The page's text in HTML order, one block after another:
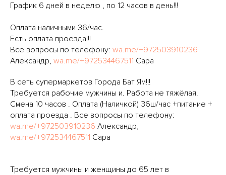
График 6 дней в неделю , по 12 часов в день!!!
Оплата наличными 36/час.
Есть оплата проезда!!!
Все вопросы по телефону: wa.me/+972503910236
Александр, wa.me/+972534467511 Сара
В сеть супермаркетов Города Бат Ям!!!
Требуется рабочие мужчины и. Работа не тяжёлая.
Смена 10 часов . Оплата (Наличкой) 36ш/час +питание +
оплата проезда . Все вопросы по телефону:
wa.me/+972503910236 Александр,
wa.me/+972534467511 Сара
Требуется мужчины и женщины до 65 лет в